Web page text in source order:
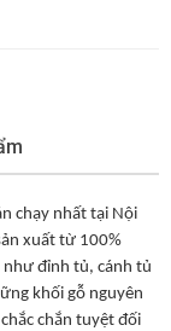
chạy nhất tại Nội
xuất từ 100%
như đỉnh tủ, cánh tủ
khối gỗ nguyên
chắn tuyệt đối